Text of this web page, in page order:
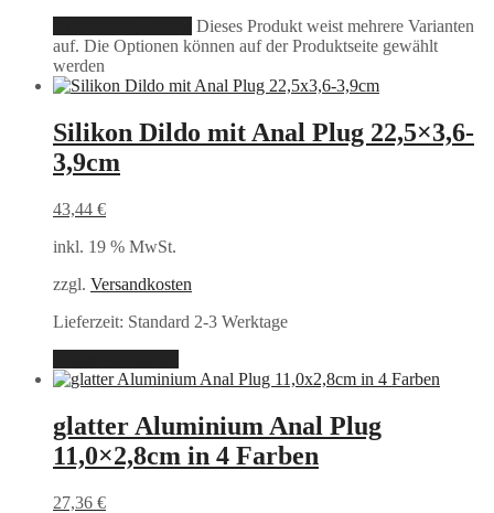
Dieses Produkt weist mehrere Varianten
auf. Die Optionen können auf der Produktseite gewählt
werden
Silikon Dildo mit Anal Plug 22,5×3,6-
3,9cm
43,44 €
inkl. 19 % MwSt.
zzgl. Versandkosten
Lieferzeit: Standard 2-3 Werktage
glatter Aluminium Anal Plug
11,0×2,8cm in 4 Farben
27,36 €